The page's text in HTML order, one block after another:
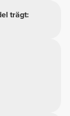
trägt: